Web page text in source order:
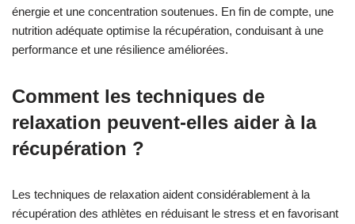
énergie et une concentration soutenues. En fin de compte, une
nutrition adéquate optimise la récupération, conduisant à une
performance et une résilience améliorées.
Comment les techniques de
relaxation peuvent-elles aider à la
récupération ?
Les techniques de relaxation aident considérablement à la
récupération des athlètes en réduisant le stress et en favorisant